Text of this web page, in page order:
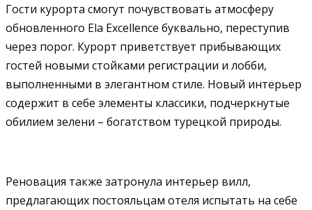
Гости курорта смогут почувствовать атмосферу
обновленного Ela Excellence буквально, переступив
через порог. Курорт приветствует прибывающих
гостей новыми стойками регистрации и лобби,
выполненными в элегантном стиле. Новый интерьер
содержит в себе элементы классики, подчеркнутые
обилием зелени – богатством турецкой природы.
Реновация также затронула интерьер вилл,
предлагающих постояльцам отеля испытать на себе